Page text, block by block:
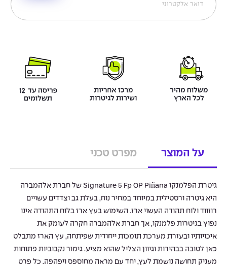
על המוצר מפרט טכני
גיטרת הפלמנקו Signature 5 Fp OP Piñana של חברת אלהמברה
היא גיטרה ורסטילית במיוחד במחיר נוח, בעלת גב וצדדים עשויים
רוזווד ולוח תהודה העשוי ארז. השימוש בעץ ארז בלוח התהודה אינו
נפוץ בגיטרות פלמנקו, אך חברת אלהמברה חקרה לעומק את
איכויותיו ובעזרת מערכת תומכות ייחודית שפיתחה, עץ הארז מתבלט
כאן לטובה בבהירות וגיוון הצליל שהוא מציע. גימור נקבוביות פתוחות
מעניק תחושה נושמת לעץ, יחד עם מראה מחוספס ויפהפה. כל פרט